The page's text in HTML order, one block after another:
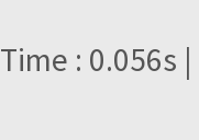
Time : 0.056s